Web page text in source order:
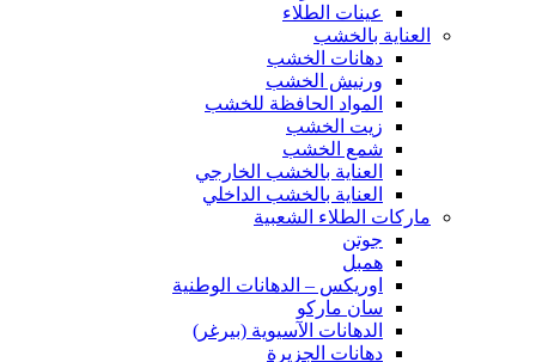
عينات الطلاء
العناية بالخشب
دهانات الخشب
ورنيش الخشب
المواد الحافظة للخشب
زيت الخشب
شمع الخشب
العناية بالخشب الخارجي
العناية بالخشب الداخلي
ماركات الطلاء الشعبية
جوتن
همبل
اوريكس – الدهانات الوطنية
سان ماركو
الدهانات الآسيوية (بيرغر)
دهانات الجزيرة